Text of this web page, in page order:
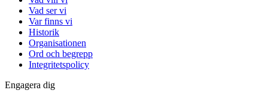
Vad ser vi
Var finns vi
Historik
Organisationen
Ord och begrepp
Integritetspolicy
Engagera dig